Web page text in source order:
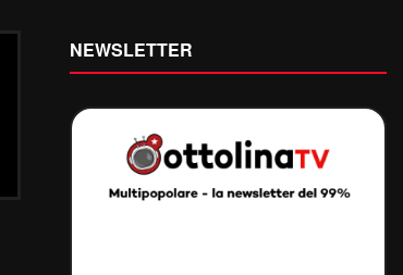
NEWSLETTER